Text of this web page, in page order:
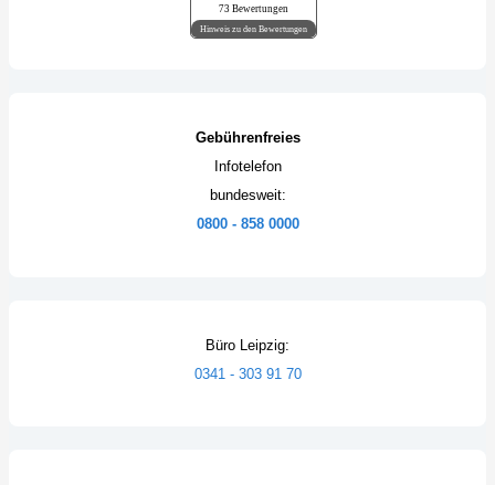
73 Bewertungen
Hinweis zu den Bewertungen
Gebührenfreies
Infotelefon
bundesweit:
0800 - 858 0000
Büro Leipzig:
0341 - 303 91 70